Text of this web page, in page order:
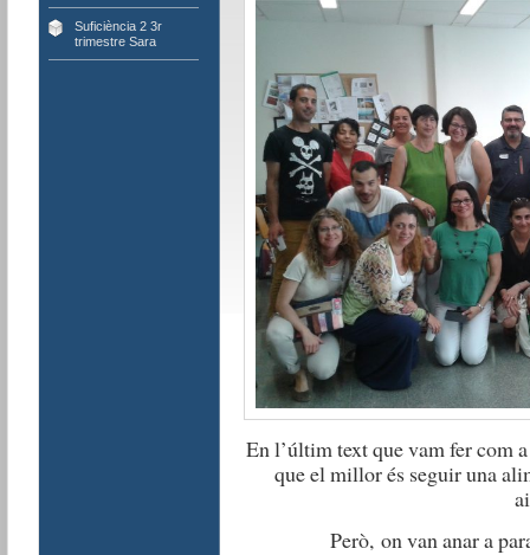
Suficiència 2 3r
trimestre Sara
En l’últim text que vam fer com
que el millor és seguir una
Però, on van anar a